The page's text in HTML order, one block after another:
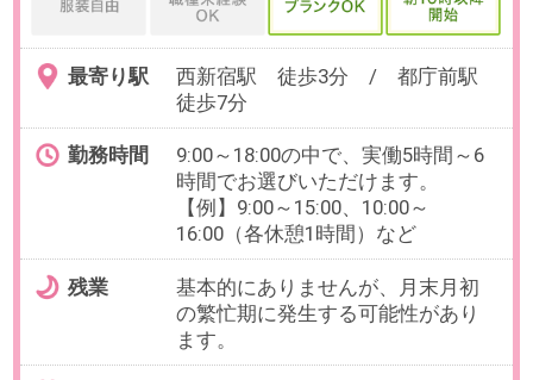
駅 徒歩4分 / 新日本橋駅 徒歩
勤務時間
8:00～20:00の間の実働8時間
【シフトパターン】8:00～17:00 /
9:00～18:00など
初日は10:00～19:00での勤務となり
ます。
基本なし
※業務状況に応じて相談可能性あり
週5日（月～日、祝）
【在宅・リモート勤務OK】初日よ
りフルリモート可能
土日祝の勤務必須です。
9/01～長期
10月開始希望の方も相談可能※開始
日については各1営業日目となりま